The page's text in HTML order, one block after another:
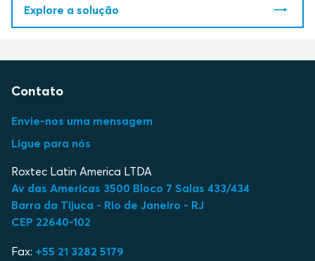
Explore a solução
Contato
Envie-nos uma mensagem
Ligue para nós
Roxtec Latin America LTDA
Av das Americas 3500 Bloco 7 Salas 433/434
Barra da Tijuca - Rio de Janeiro - RJ
CEP 22640-102
Fax: +55 21 3282 5179